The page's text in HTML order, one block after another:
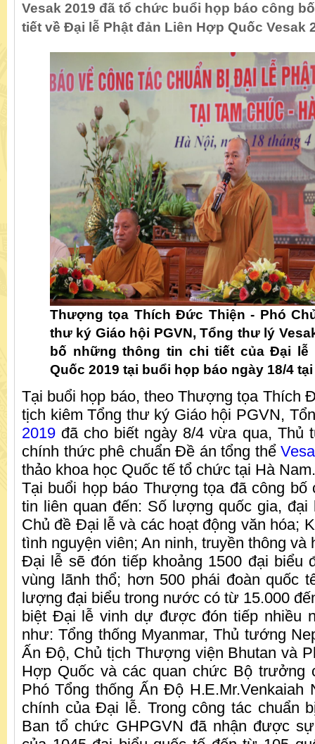
Vesak 2019 đã tổ chức buổi họp báo công
tiết về Đại lễ Phật đản Liên Hợp Quốc Vesak
Thượng tọa Thích Đức Thiện - Phó
thư ký Giáo hội PGVN, Tổng thư lý
bố những thông tin chi tiết của Đại lễ
Quốc 2019 tại buổi họp báo ngày 18/4
Tại buổi họp báo, theo Thượng tọa Thích
tịch kiêm Tổng thư ký Giáo hội PGVN,
2019 đã cho biết ngày 8/4 vừa qua, Thủ
chính thức phê chuẩn Đề án tổng thể
thảo khoa học Quốc tế tổ chức tại Hà Nam.
Tại buổi họp báo Thượng tọa đã công bố
tin liên quan đến: Số lượng quốc gia, đại
Chủ đề Đại lễ và các hoạt động văn hóa;
tình nguyện viên; An ninh, truyền thông và
Đại lễ sẽ đón tiếp khoảng 1500 đại biểu
vùng lãnh thổ; hơn 500 phái đoàn quốc
lượng đại biểu trong nước có từ 15.000
biệt Đại lễ vinh dự được đón tiếp nhiều
như: Tổng thống Myanmar, Thủ tướng
Ấn Độ, Chủ tịch Thượng viện Bhutan và
Hợp Quốc và các quan chức Bộ trưởng
Phó Tổng thống Ấn Độ H.E.Mr.Venkaiah
chính của Đại lễ. Trong công tác chuẩn
Ban tổ chức GHPGVN đã nhận được